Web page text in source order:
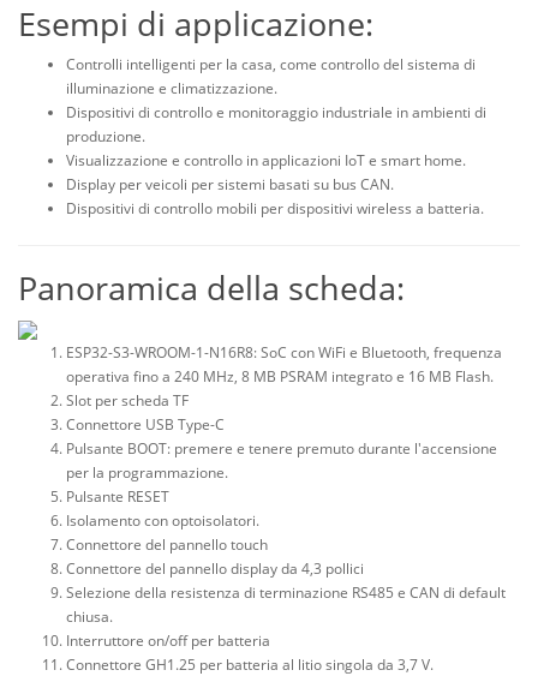
Esempi di applicazione:
Controlli intelligenti per la casa, come controllo del sistema di
illuminazione e climatizzazione.
Dispositivi di controllo e monitoraggio industriale in ambienti di
produzione.
Visualizzazione e controllo in applicazioni IoT e smart home.
Display per veicoli per sistemi basati su bus CAN.
Dispositivi di controllo mobili per dispositivi wireless a batteria.
Panoramica della scheda:
ESP32-S3-WROOM-1-N16R8: SoC con WiFi e Bluetooth, frequenza
operativa fino a 240 MHz, 8 MB PSRAM integrato e 16 MB Flash.
Slot per scheda TF
Connettore USB Type-C
Pulsante BOOT: premere e tenere premuto durante l'accensione
per la programmazione.
Pulsante RESET
Isolamento con optoisolatori.
Connettore del pannello touch
Connettore del pannello display da 4,3 pollici
Selezione della resistenza di terminazione RS485 e CAN di default
chiusa.
Interruttore on/off per batteria
Connettore GH1.25 per batteria al litio singola da 3,7 V.